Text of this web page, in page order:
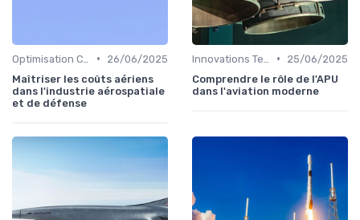
•
26/06/2025
Maîtriser les coûts aériens
dans l'industrie aérospatiale
et de défense
•
25/06/2025
Comprendre le rôle de l'APU
dans l'aviation moderne